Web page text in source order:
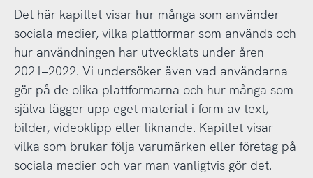
Det här kapitlet visar hur många som använder
sociala medier, vilka plattformar som används och
hur användningen har utvecklats under åren
2021–2022. Vi undersöker även vad användarna
gör på de olika plattformarna och hur många som
själva lägger upp eget material i form av text,
bilder, videoklipp eller liknande. Kapitlet visar
vilka som brukar följa varumärken eller företag på
sociala medier och var man vanligtvis gör det.